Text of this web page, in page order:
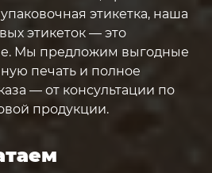
этикетка, наша
этикеток — это
Мы предложим выгодные
печать и полное
— от консультации по
продукции.